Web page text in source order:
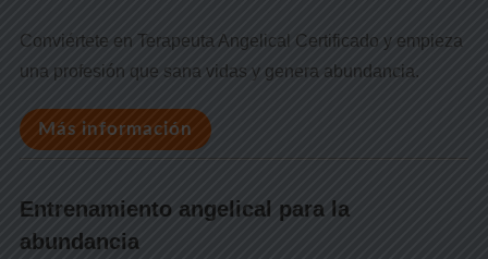
Conviértete en Terapeuta Angelical Certificado y empieza
una profesión que sana vidas y genera abundancia.
Más información
Entrenamiento angelical para la
abundancia